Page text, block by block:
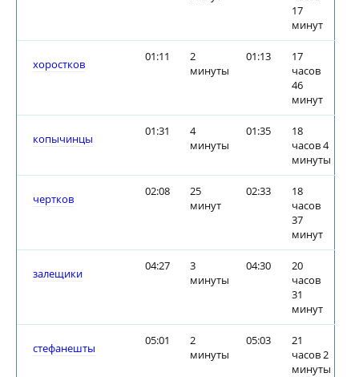
17
минут
хоростков
01:11
2
минуты
01:13
17
часов
46
минут
копычинцы
01:31
4
минуты
01:35
18
часов 4
минуты
чертков
02:08
25
минут
02:33
18
часов
37
минут
залещики
04:27
3
минуты
04:30
20
часов
31
минут
стефанешты
05:01
2
минуты
05:03
21
часов 2
минуты